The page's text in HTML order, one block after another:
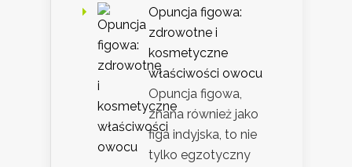
Opuncja figowa:
zdrowotne i
kosmetyczne
właściwości owocu
Opuncja figowa,
znana również jako
figa indyjska, to nie
tylko egzotyczny